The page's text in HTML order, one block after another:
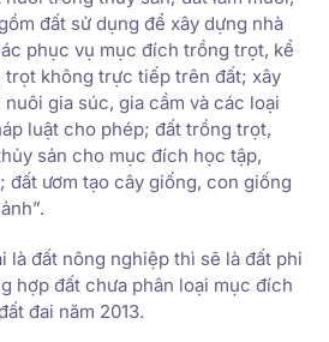
đất sử dụng để xây dựng nhà
phục vụ mục đích trồng trọt, kể
không trực tiếp trên đất; xây
gia súc, gia cầm và các loại
luật cho phép; đất trồng trọt,
sản cho mục đích học tập,
đất ươm tạo cây giống, con giống
là đất nông nghiệp thì sẽ là đất phi
hợp đất chưa phân loại mục đích
đai năm 2013.